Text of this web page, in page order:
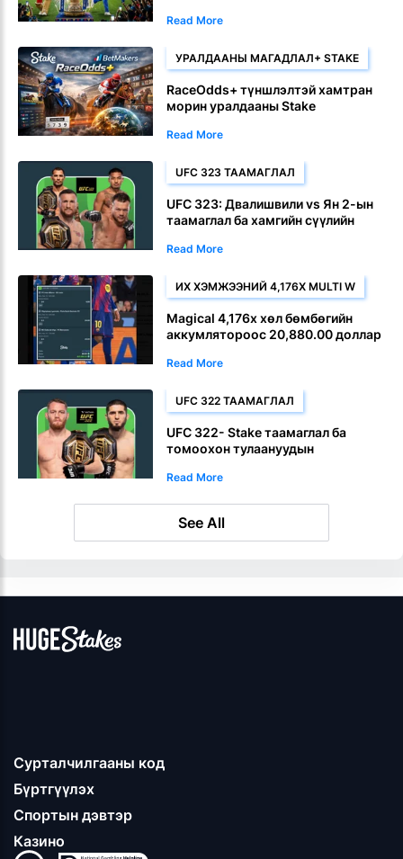
Read More
УРАЛДААНЫ МАГАДЛАЛ+ STAKE
RaceOdds+ түншлэлтэй хамтран
морин уралдааны Stake
Read More
UFC 323 ТААМАГЛАЛ
UFC 323: Двалишвили vs Ян 2-ын
таамаглал ба хамгийн сүүлийн
Read More
ИХ ХЭМЖЭЭНИЙ 4,176X MULTI W
Magical 4,176x хөл бөмбөгийн
аккумлятороос 20,880.00 доллар
Read More
UFC 322 ТААМАГЛАЛ
UFC 322- Stake таамаглал ба
томоохон тулаануудын
Read More
See All
Сурталчилгааны код
Бүртгүүлэх
Спортын дэвтэр
Казино